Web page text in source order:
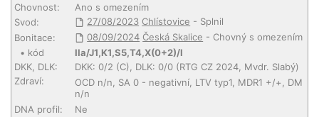
Chovnost:
Ano s omezením
Svod:
27/08/2023 Chlístovice - Splnil
Bonitace:
08/09/2024 Česká Skalice - Chovný s omezením
• kód
IIa/J1,K1,S5,T4,X(0+2)/I
DKK, DLK:
DKK: 0/2 (C), DLK: 0/0 (RTG CZ 2024, Mvdr. Slabý)
Zdraví:
OCD n/n, SA 0 - negativní, LTV typ1, MDR1 +/+, DM
n/n
DNA profil:
Ne